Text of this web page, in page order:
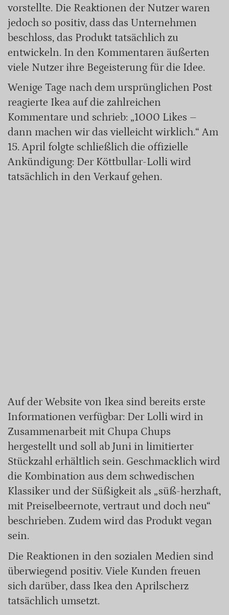
vorstellte. Die Reaktionen der Nutzer waren
jedoch so positiv, dass das Unternehmen
beschloss, das Produkt tatsächlich zu
entwickeln. In den Kommentaren äußerten
viele Nutzer ihre Begeisterung für die Idee.
Wenige Tage nach dem ursprünglichen Post
reagierte Ikea auf die zahlreichen
Kommentare und schrieb: „1000 Likes –
dann machen wir das vielleicht wirklich.“ Am
15. April folgte schließlich die offizielle
Ankündigung: Der Köttbullar-Lolli wird
tatsächlich in den Verkauf gehen.
Auf der Website von Ikea sind bereits erste
Informationen verfügbar: Der Lolli wird in
Zusammenarbeit mit Chupa Chups
hergestellt und soll ab Juni in limitierter
Stückzahl erhältlich sein. Geschmacklich wird
die Kombination aus dem schwedischen
Klassiker und der Süßigkeit als „süß-herzhaft,
mit Preiselbeernote, vertraut und doch neu“
beschrieben. Zudem wird das Produkt vegan
sein.
Die Reaktionen in den sozialen Medien sind
überwiegend positiv. Viele Kunden freuen
sich darüber, dass Ikea den Aprilscherz
tatsächlich umsetzt.